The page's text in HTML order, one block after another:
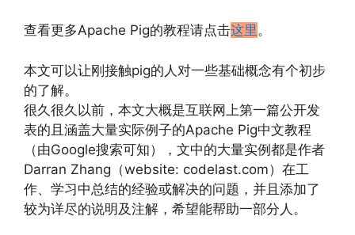
查看更多Apache Pig的教程请点击这里。
本文可以让刚接触pig的人对一些基础概念有个初步
的了解。
很久很久以前，本文大概是互联网上第一篇公开发
表的且涵盖大量实际例子的Apache Pig中文教程
（由Google搜索可知），文中的大量实例都是作者
Darran Zhang（website: codelast.com）在工
作、学习中总结的经验或解决的问题，并且添加了
较为详尽的说明及注解，希望能帮助一部分人。